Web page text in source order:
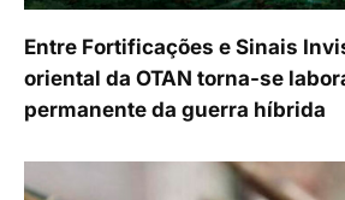
Entre Fortificações e Sinais
oriental da OTAN torna-se
permanente da guerra híbrida